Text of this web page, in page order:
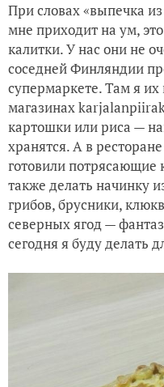
При словах «выпечка
мне приходит на ум,
калитки. У нас они не
соседней Финляндии
супермаркете. Там я
магазинах
картошки или риса —
хранятся. А в
готовили потрясающие
также делать начинку
грибов, брусники,
северных ягод —
сегодня я буду делать